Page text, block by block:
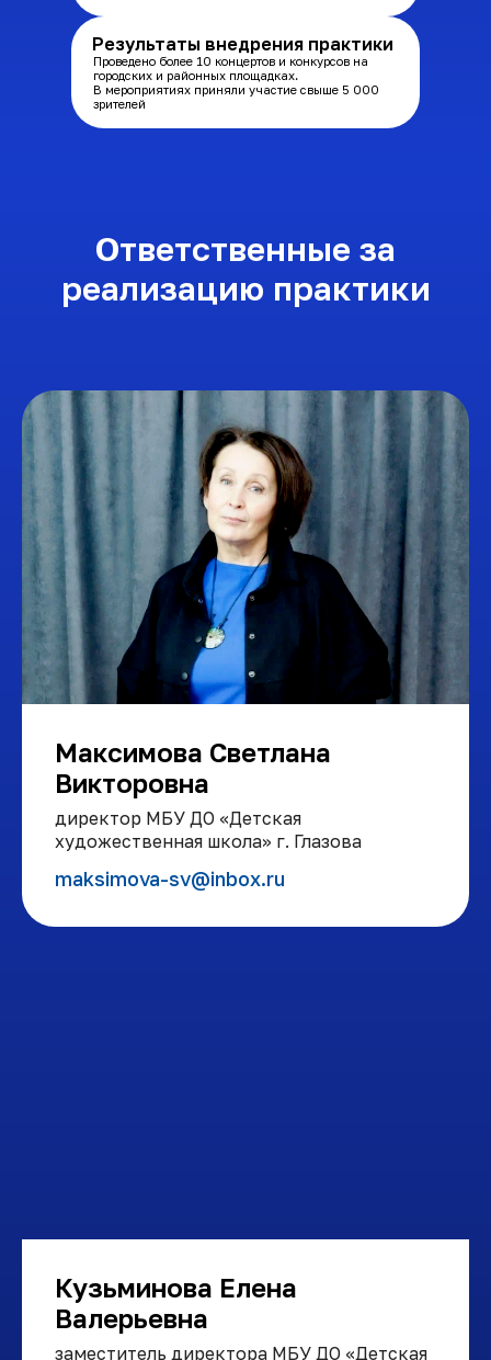
Результаты внедрения практики
Проведено более 10 концертов и конкурсов на
городских и районных площадках.
В мероприятиях приняли участие свыше 5 000
зрителей
Ответственные за
реализацию практики
Максимова Светлана
Викторовна
директор МБУ ДО «Детская
художественная школа» г. Глазова
maksimova-sv@inbox.ru
Кузьминова Елена
Валерьевна
заместитель директора МБУ ДО «Детская